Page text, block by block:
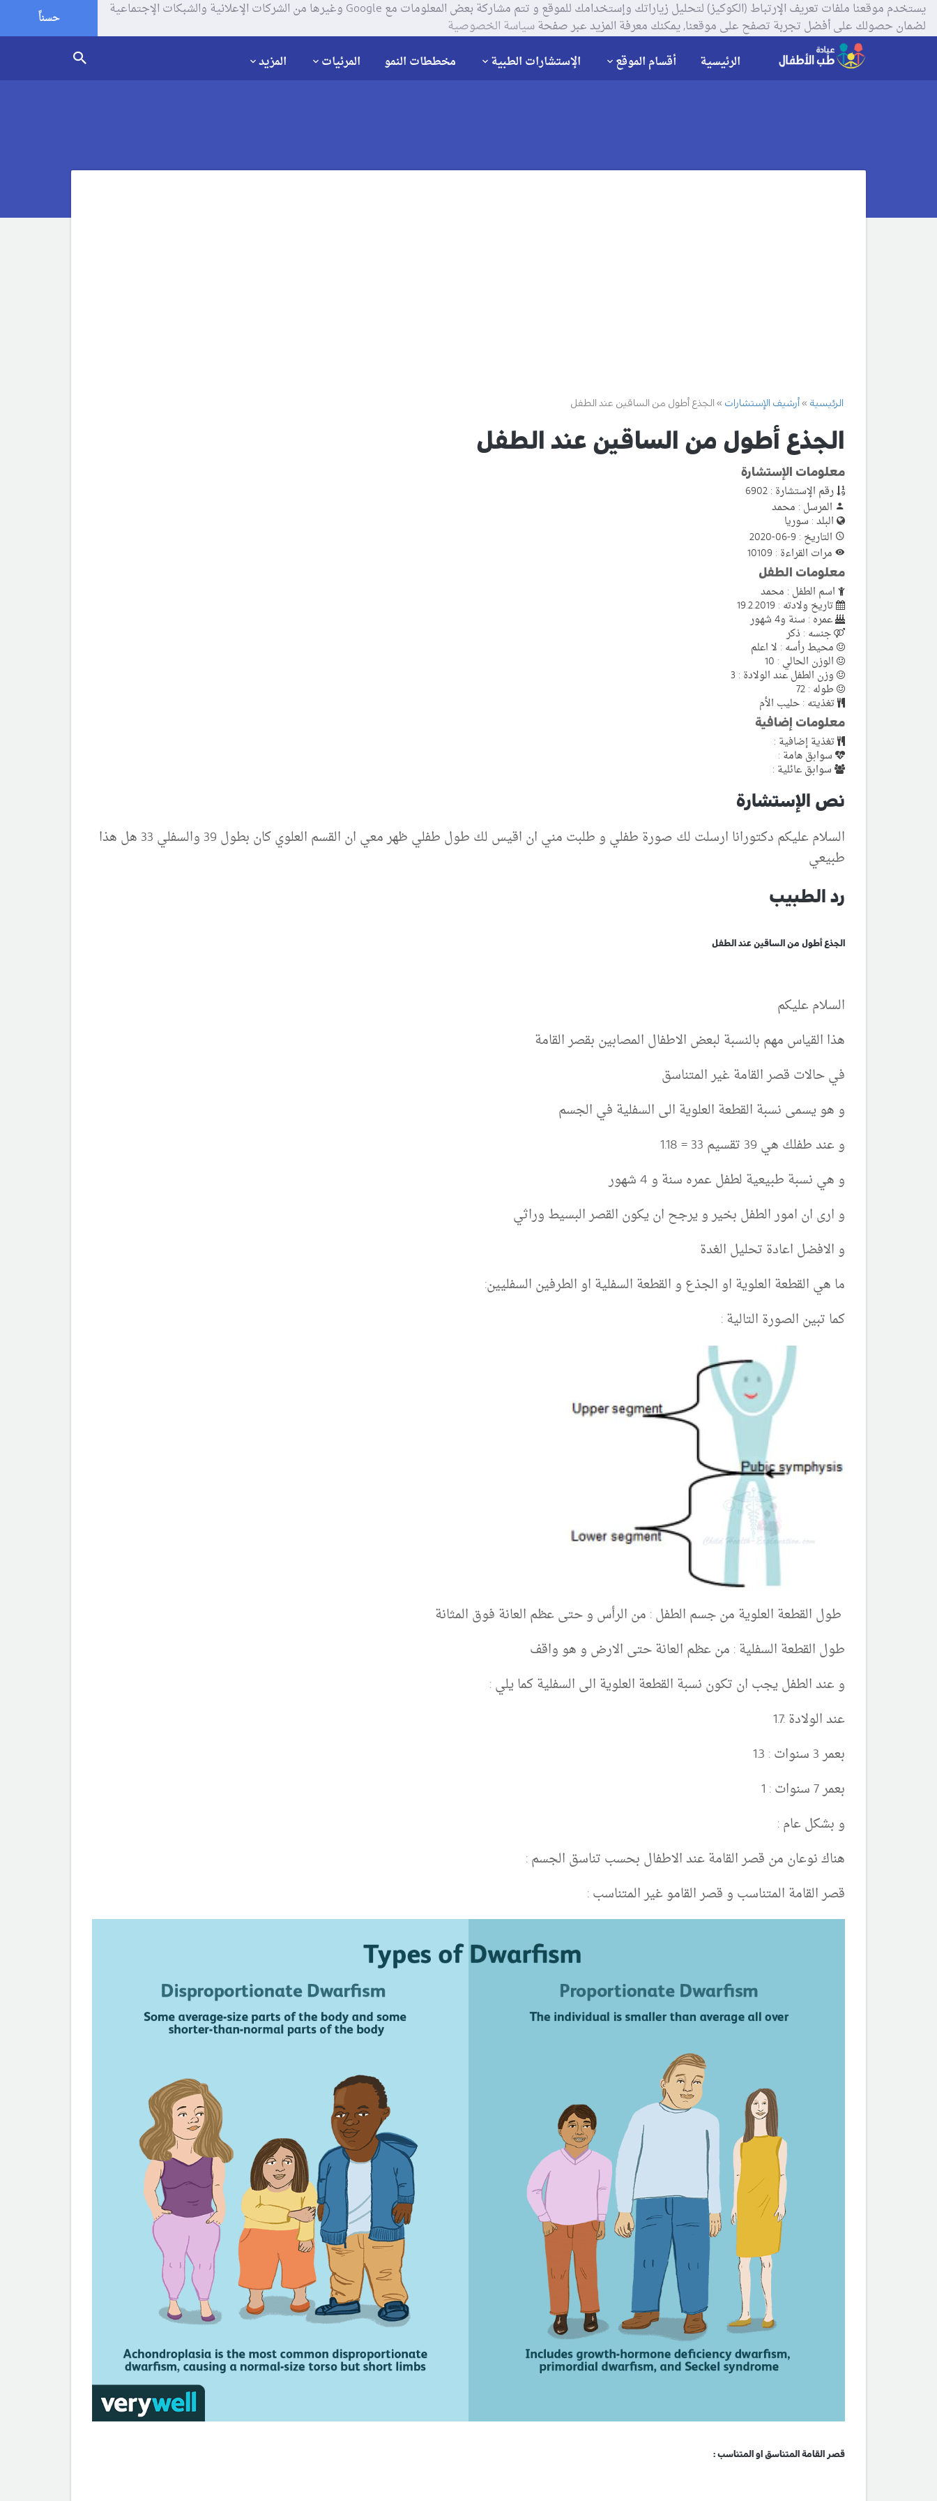
يستخدم موقعنا ملفات تعريف الإرتباط (الكوكيز) لتحليل زياراتك وإستخدامك للموقع و تتم مشاركة بعض المعلومات مع Google وغيرها من الشركات الإعلانية والشبكات الإجتماعية
لضمان حصولك على أفضل تجربة تصفح على موقعنا, يمكنك معرفة المزيد عبر صفحةسياسة الخصوصية حسناً
الرئيسية أقسام الموقع الإستشارات الطبية مخططات النمو المرئيات المزيد
الرئيسية أرشيف الإستشارات الجذع أطول من الساقين عند الطفل
الجذع أطول من الساقين عند الطفل
معلومات الإستشارة
رقم الإستشارة : 6902
المرسل : محمد
البلد : سوريا
التاريخ : 9-06-2020
مرات القراءة : 10109
معلومات الطفل
اسم الطفل : محمد
تاريخ ولادته : 19.2.2019
عمره : سنة و4 شهور
جنسه : ذكر
محيط رأسه : لا اعلم
الوزن الحالي : 10
وزن الطفل عند الولادة : 3
طوله : 72
تغذيته : حليب الأم
معلومات إضافية
تغذية إضافية :
سوابق هامة :
سوابق عائلية :
نص الإستشارة
السلام عليكم دكتورانا ارسلت لك صورة طفلي و طلبت مني ان اقيس لك طول طفلي ظهر معي ان القسم العلوي كان بطول 39 والسفلي 33 هل هذا
طبيعي
رد الطبيب
الجذع أطول من الساقين عند الطفل
السلام عليكم
هذا القياس مهم بالنسبة لبعض الاطفال المصابين بقصر القامة
في حالات قصر القامة غير المتناسق
و هو يسمى نسبة القطعة العلوية الى السفلية في الجسم
و عند طفلك هي 39 تقسيم 33 = 1.18
و هي نسبة طبيعية لطفل عمره سنة و 4 شهور
و ارى ان امور الطفل بخير و يرجح ان يكون القصر البسيط وراثي
و الافضل اعادة تحليل الغدة
ما هي القطعة العلوية او الجذع و القطعة السفلية او الطرفين السفليين:
كما تبين الصورة التالية :
طول القطعة العلوية من جسم الطفل : من الرأس و حتى عظم العانة فوق المثانة
طول القطعة السفلية : من عظم العانة حتى الارض و هو واقف
و عند الطفل يجب ان تكون نسبة القطعة العلوية الى السفلية كما يلي :
عند الولادة :1.7
بعمر 3 سنوات : 1.3
بعمر 7 سنوات : 1
و بشكل عام :
هناك نوعان من قصر القامة عند الاطفال بحسب تناسق الجسم :
قصر القامة المتناسب و قصر القامو غير المتناسب :
قصر القامة المتناسق او المتناسب :